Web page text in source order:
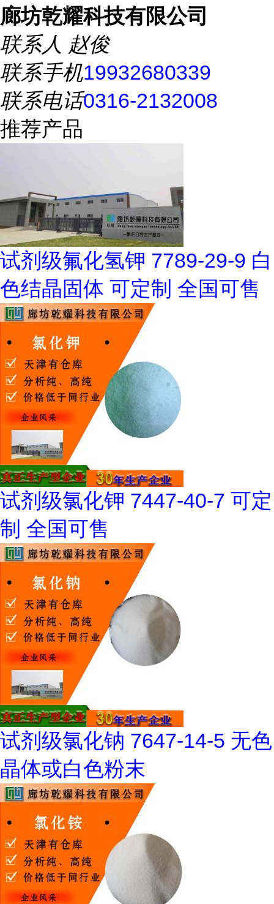
廊坊乾耀科技有限公司
联系人 赵俊
联系手机19932680339
联系电话0316-2132008
推荐产品
试剂级氟化氢钾 7789-29-9 白
色结晶固体 可定制 全国可售
试剂级氯化钾 7447-40-7 可定
制 全国可售
试剂级氯化钠 7647-14-5 无色
晶体或白色粉末